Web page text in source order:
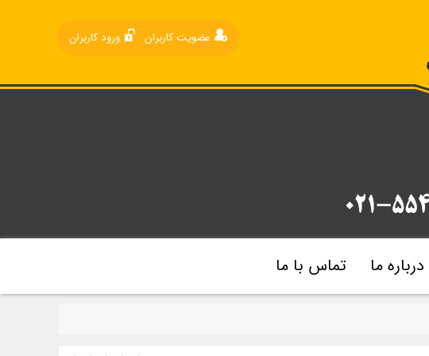
ورود کاربران عضویت کاربران
درباره ما تماس با ما